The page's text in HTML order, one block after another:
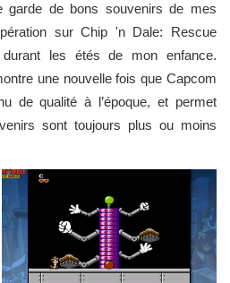
garde de bons souvenirs de mes
sur Chip 'n Dale: Rescue
les étés de mon enfance.
une nouvelle fois que Capcom
de qualité à l’époque, et permet
sont toujours plus ou moins